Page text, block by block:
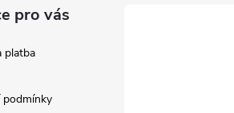
pro vás
platba